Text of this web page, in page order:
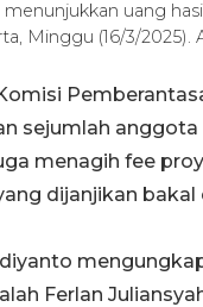
uang
Minggu (16/3/2025).
sejumlah anggota
menagih fee
dijanjikan
Ferlan